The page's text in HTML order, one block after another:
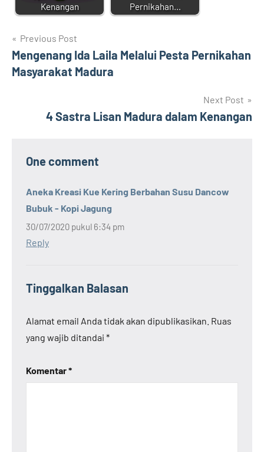
Kenangan
Pernikahan…
Navigasi
pos
Previous Post
Mengenang Ida Laila Melalui Pesta Pernikahan
Masyarakat Madura
Next Post
4 Sastra Lisan Madura dalam Kenangan
One comment
Aneka Kreasi Kue Kering Berbahan Susu Dancow
Bubuk - Kopi Jagung
30/07/2020 pukul 6:34 pm
Reply
Tinggalkan Balasan
Alamat email Anda tidak akan dipublikasikan. Ruas
yang wajib ditandai *
Komentar*